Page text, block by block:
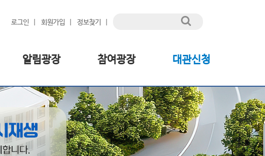
로그인 회원가입 정보찾기
알림광장 참여광장 대관신청